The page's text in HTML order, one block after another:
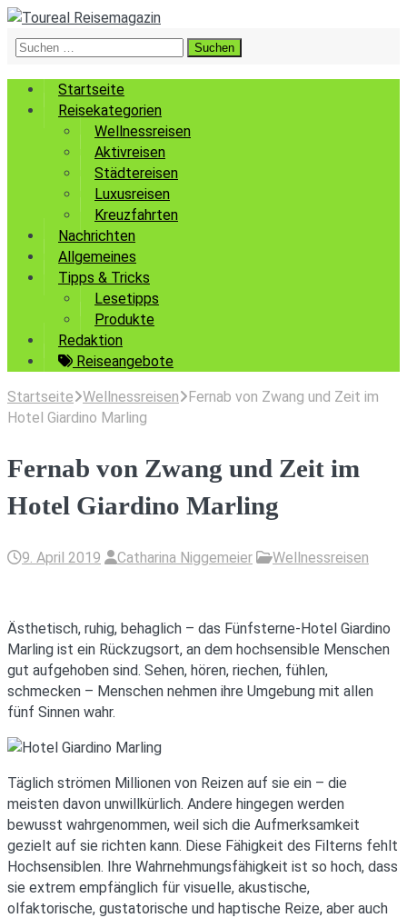
Suchen
Startseite
Reisekategorien
Wellnessreisen
Aktivreisen
Städtereisen
Luxusreisen
Kreuzfahrten
Nachrichten
Allgemeines
Tipps & Tricks
Lesetipps
Produkte
Redaktion
Reiseangebote
Startseite Wellnessreisen
Fernab von Zwang und Zeit im
Hotel Giardino Marling
Fernab von Zwang und Zeit im
Hotel Giardino Marling
9. April 2019 Catharina Niggemeier Wellnessreisen
Ästhetisch, ruhig, behaglich – das Fünfsterne-Hotel Giardino
Marling ist ein Rückzugsort, an dem hochsensible Menschen
gut aufgehoben sind. Sehen, hören, riechen, fühlen,
schmecken – Menschen nehmen ihre Umgebung mit allen
fünf Sinnen wahr.
Täglich strömen Millionen von Reizen auf sie ein – die
meisten davon unwillkürlich. Andere hingegen werden
bewusst wahrgenommen, weil sich die Aufmerksamkeit
gezielt auf sie richten kann. Diese Fähigkeit des Filterns fehlt
Hochsensiblen. Ihre Wahrnehmungsfähigkeit ist so hoch, dass
sie extrem empfänglich für visuelle, akustische,
olfaktorische, gustatorische und haptische Reize, aber auch